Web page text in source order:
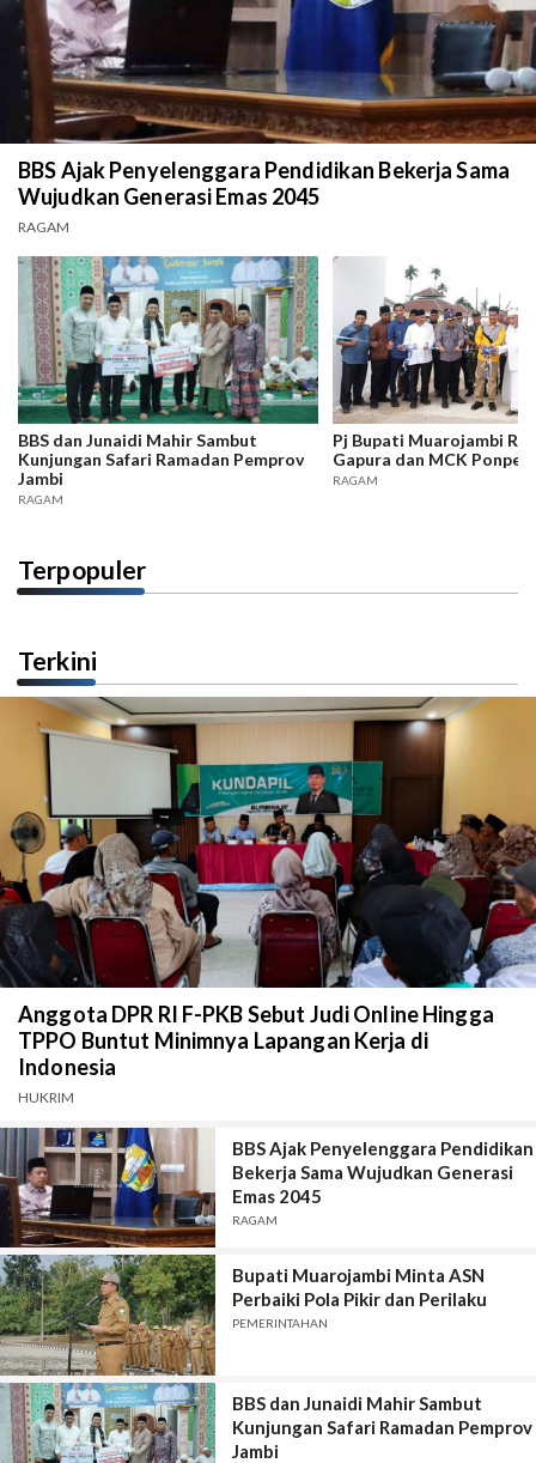
BBS Ajak Penyelenggara Pendidikan Bekerja Sama
Wujudkan Generasi Emas 2045
RAGAM
BBS dan Junaidi Mahir Sambut
Kunjungan Safari Ramadan Pemprov
Jambi
RAGAM
Pj Bupati Muarojambi
Gapura dan MCK Ponpes
RAGAM
Terpopuler
Terkini
Anggota DPR RI F-PKB Sebut Judi Online Hingga
TPPO Buntut Minimnya Lapangan Kerja di
Indonesia
HUKRIM
BBS Ajak Penyelenggara Pendidikan
Bekerja Sama Wujudkan Generasi
Emas 2045
RAGAM
Bupati Muarojambi Minta ASN
Perbaiki Pola Pikir dan Perilaku
PEMERINTAHAN
BBS dan Junaidi Mahir Sambut
Kunjungan Safari Ramadan Pemprov
Jambi